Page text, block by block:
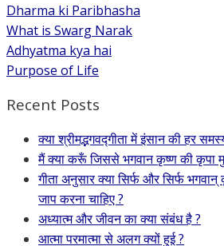
Dharma ki Paribhasha
What is Swarg Narak
Adhyatma kya hai
Purpose of Life
Recent Posts
क्या श्रीमद्भगवद्गीता में इंसान की हर
मैं क्या करूँ जिससे भगवान कृष्ण की कृपा
गीता अनुसार क्या सिर्फ और सिर्फ
जाप करना चाहिए ?
अध्यात्म और जीवन का क्या संबंध है ?
आत्मा परमात्मा से अलग क्यों हुई ?